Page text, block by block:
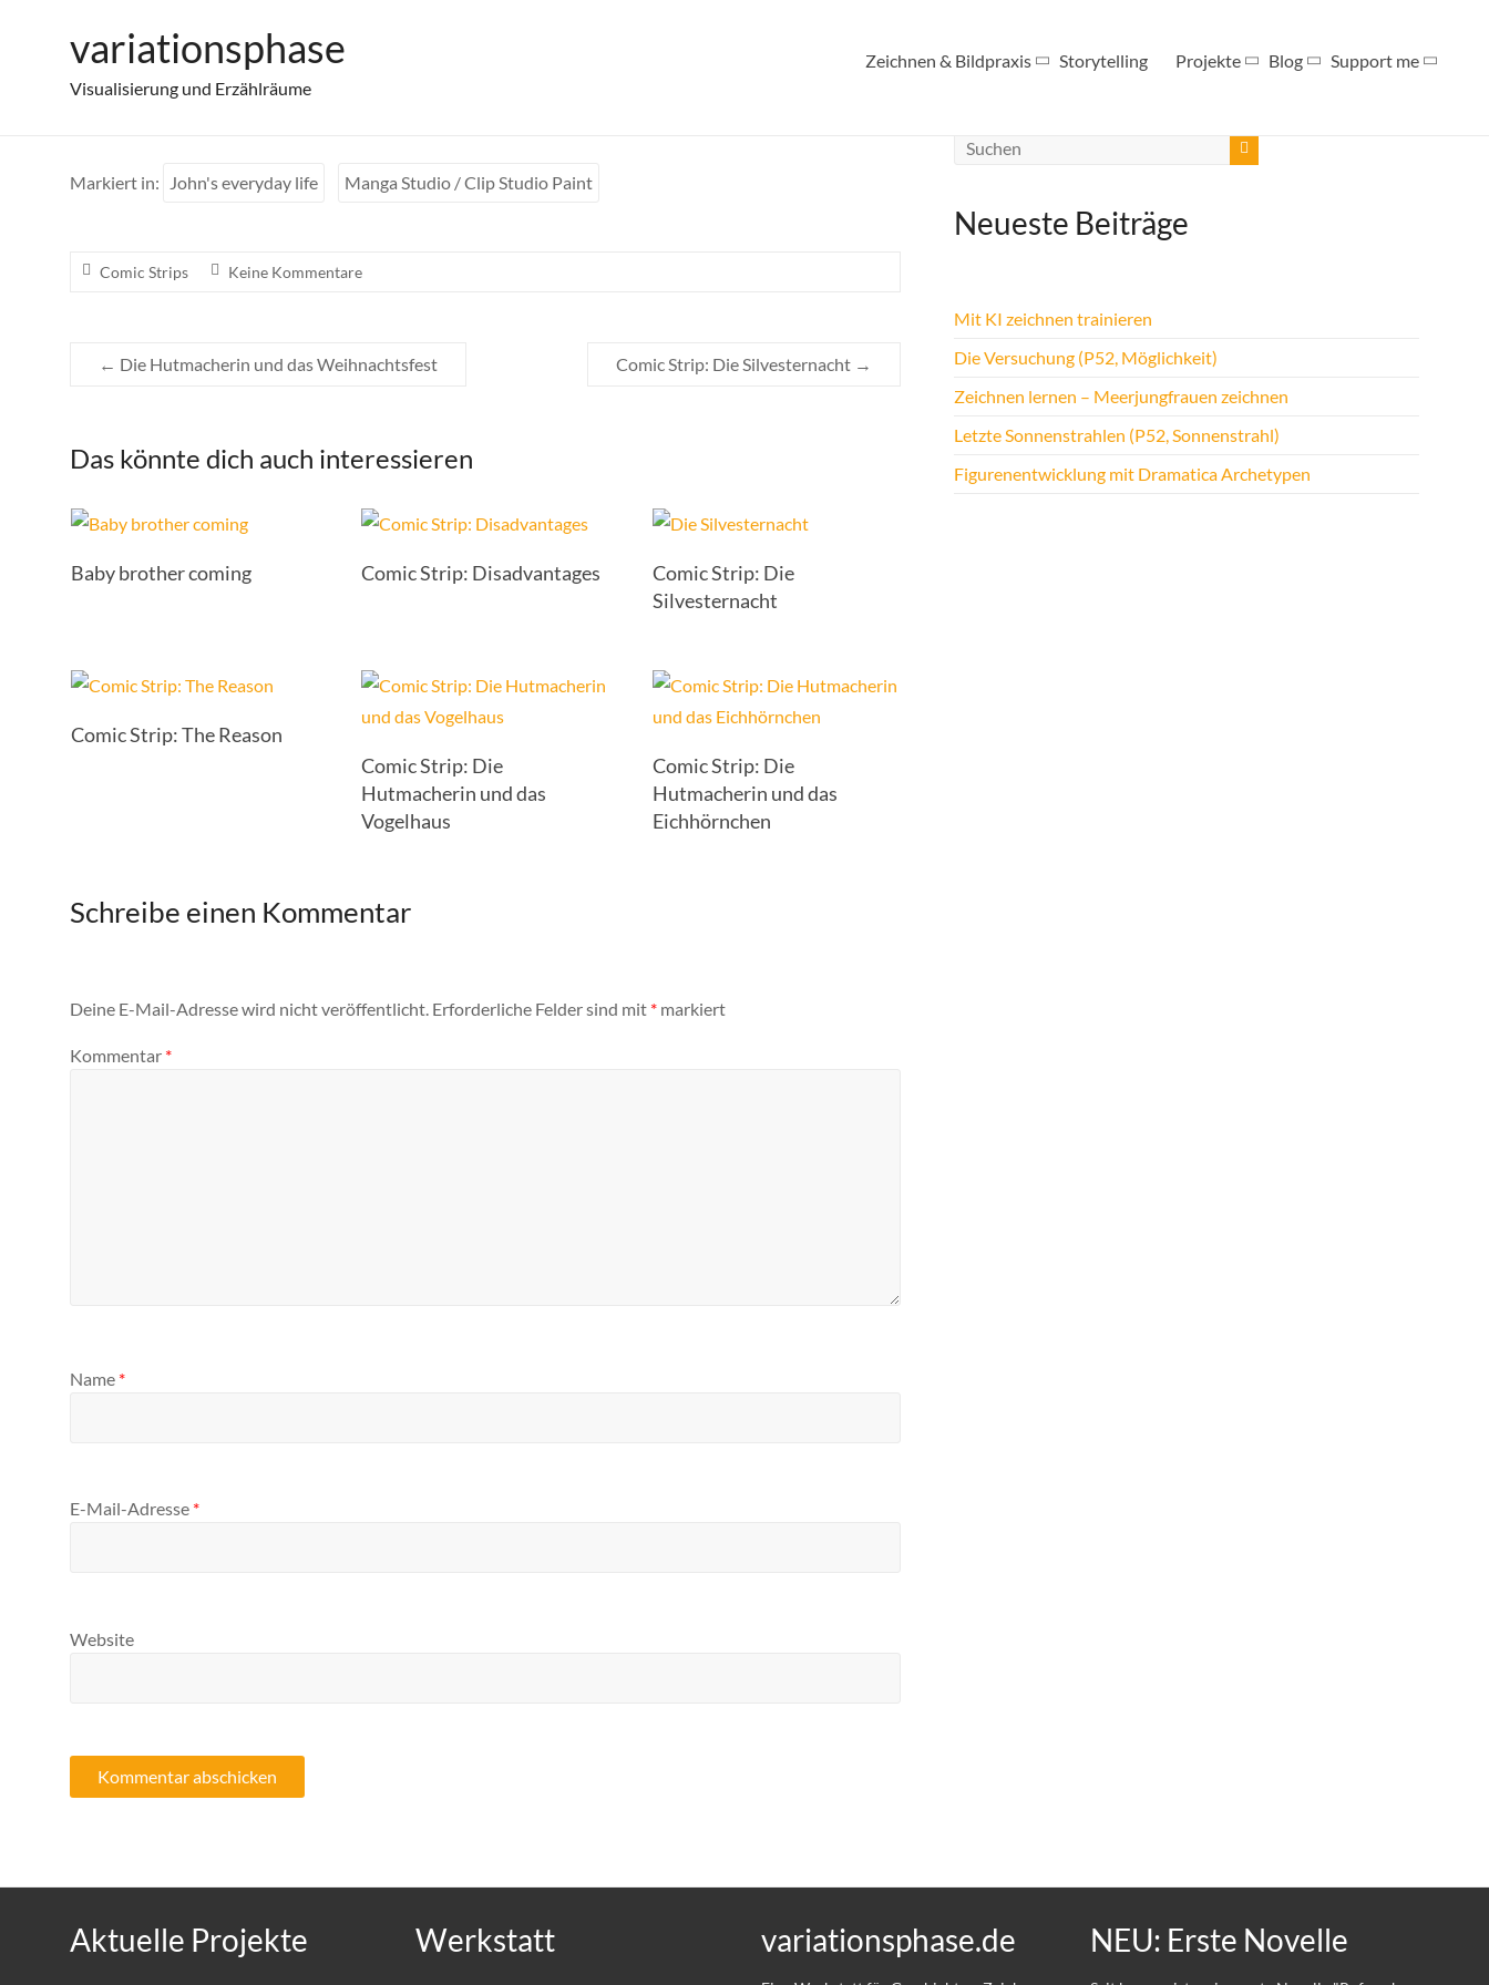
variationsphase
Visualisierung und Erzählräume
Zeichnen & Bildpraxis Storytelling Projekte Blog Support me
Comic Strip: Press the Button
Markiert in: John's everyday life Manga Studio / Clip Studio Paint
Comic Strips Keine Kommentare
← Die Hutmacherin und das Weihnachtsfest Comic Strip: Die Silvesternacht →
Das könnte dich auch interessieren
Baby brother coming Comic Strip: Disadvantages
Comic Strip: Die
Silvesternacht
Comic Strip: The Reason
Comic Strip: Die
Hutmacherin und das
Vogelhaus
Comic Strip: Die
Hutmacherin und das
Eichhörnchen
Schreibe einen Kommentar
Deine E-Mail-Adresse wird nicht veröffentlicht. Erforderliche Felder sind mit * markiert
Kommentar *
Name *
E-Mail-Adresse *
Website
Neueste Beiträge
Mit KI zeichnen trainieren
Die Versuchung (P52, Möglichkeit)
Zeichnen lernen – Meerjungfrauen zeichnen
Letzte Sonnenstrahlen (P52, Sonnenstrahl)
Figurenentwicklung mit Dramatica Archetypen
Aktuelle Projekte Werkstatt variationsphase.de NEU: Erste Novelle